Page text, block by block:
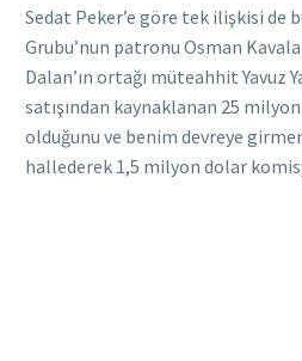
Sedat Peker’e göre tek ilişkisi de
Grubu’nun patronu Osman
Dalan’ın ortağı müteahhit Yavuz
satışından kaynaklanan 25
olduğunu ve benim devreye
hallederek 1,5 milyon dolar